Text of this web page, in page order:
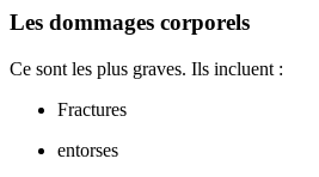
Les dommages corporels
Ce sont les plus graves. Ils incluent :
Fractures
entorses